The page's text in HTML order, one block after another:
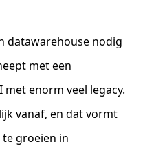
datawarehouse nodig
met een
enorm veel legacy.
vanaf, en dat vormt
groeien in